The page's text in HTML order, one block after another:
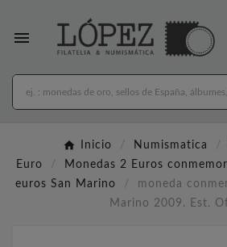

Inicio Numismatica
Euro
Monedas 2 Euros
euros San Marino
moneda
Marino 2009. Est.